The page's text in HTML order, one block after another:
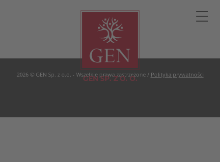
GEN SP. Z O. O.
Opinie
2026 © GEN Sp. z o.o. - Wszelkie prawa zastrzeżone / Polityka prywatności